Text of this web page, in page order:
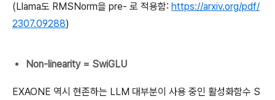
(Llama도 RMSNorm을 pre- 로 적용함: https://arxiv.org/pdf/
2307.09288)
Non-linearity = SwiGLU
EXAONE 역시 현존하는 LLM 대부분이 사용 중인 활성화함수 S